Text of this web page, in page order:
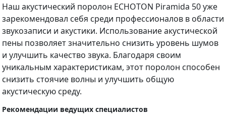
Наш акустический поролон ECHOTON Piramida 50 уже
зарекомендовал себя среди профессионалов в области
звукозаписи и акустики. Использование акустической
пены позволяет значительно снизить уровень шумов
и улучшить качество звука. Благодаря своим
уникальным характеристикам, этот поролон способен
снизить стоячие волны и улучшить общую
акустическую среду.
Рекомендации ведущих специалистов